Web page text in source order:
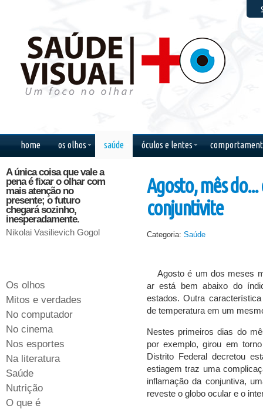
home os olhos saúde óculos e lentes
Agosto, mês
conjuntivite
Categoria: Saúde
Agosto é um dos meses
ar está bem abaixo do
estados. Outra
de temperatura em um
Nestes primeiros dias do
por exemplo, girou em
Distrito Federal decretou
estiagem traz uma
inflamação da conjuntiva,
reveste o globo ocular e o
A única coisa que vale a
pena é fixar o olhar com
mais atenção no
presente; o futuro
chegará sozinho,
inesperadamente.
Nikolai Vasilievich Gogol
mostrassem a minha
alma, todos, ao me
verem sorrir, chorariam
comigo.
fecho
Os olhos
Mitos e verdades
No computador
No cinema
Nos esportes
Na literatura
Saúde
Nutrição
O que é